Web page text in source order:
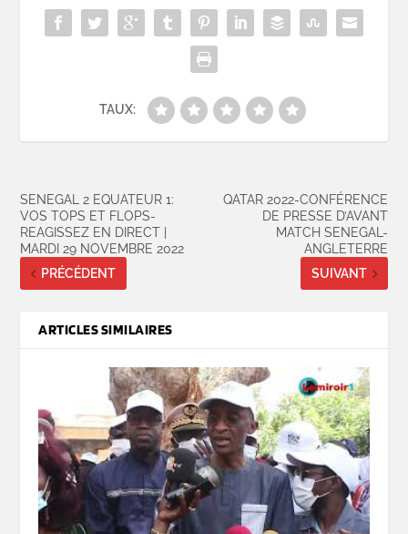
TAUX:
SENEGAL 2 EQUATEUR 1:
VOS TOPS ET FLOPS-
REAGISSEZ EN DIRECT |
MARDI 29 NOVEMBRE 2022
PRÉCÉDENT
QATAR 2022-CONFÉRENCE
DE PRESSE D’AVANT
MATCH SENEGAL-
ANGLETERRE
SUIVANT
ARTICLES SIMILAIRES